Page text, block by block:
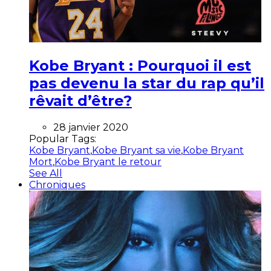
Kobe Bryant : Pourquoi il est
pas devenu la star du rap qu’il
rêvait d’être?
28 janvier 2020
Popular Tags:
Kobe Bryant,Kobe Bryant sa vie,Kobe Bryant
Mort,Kobe Bryant le retour
See All
Chroniques